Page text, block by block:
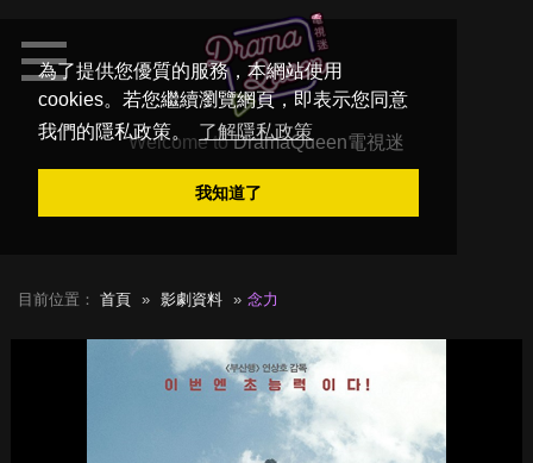
為了提供您優質的服務，本網站使用
cookies。若您繼續瀏覽網頁，即表示您同意
我們的隱私政策。
了解隱私政策
我知道了
Welcome toDramaQueen電視迷
目前位置： 首頁 影劇資料 念力